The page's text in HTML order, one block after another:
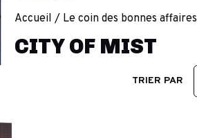
Accueil Le coin des bonnes affaires
CITY OF MIST
TRIER PAR